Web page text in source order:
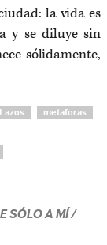
la vida es
y se diluye sin
sólidamente,
Lazos metaforas
SÓLO A MÍ /